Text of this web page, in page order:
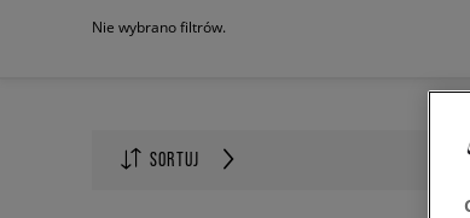
SORTUJ
Nie wybrano filtrów.